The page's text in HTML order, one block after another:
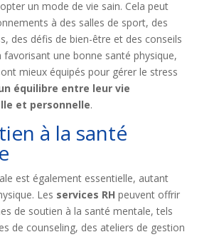
un mode de vie sain. Cela peut
à des salles de sport, des
des défis de bien-être et des conseils
favorisant une bonne santé physique,
mieux équipés pour gérer le stress
équilibre entre leur vie
et personnelle.
à la santé
est également essentielle, autant
Les services RH peuvent offrir
de soutien à la santé mentale, tels
de counseling, des ateliers de gestion